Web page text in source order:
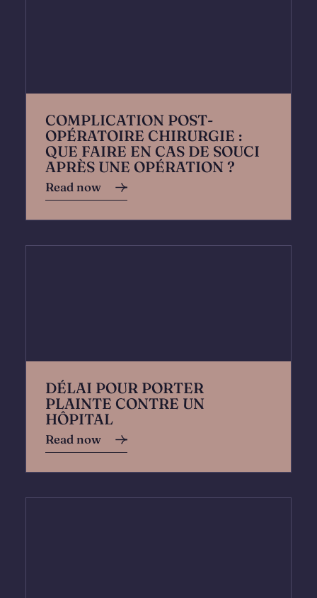
COMPLICATION POST-
OPÉRATOIRE CHIRURGIE :
QUE FAIRE EN CAS DE SOUCI
APRÈS UNE OPÉRATION ?
Read now
DÉLAI POUR PORTER
PLAINTE CONTRE UN
HÔPITAL
Read now